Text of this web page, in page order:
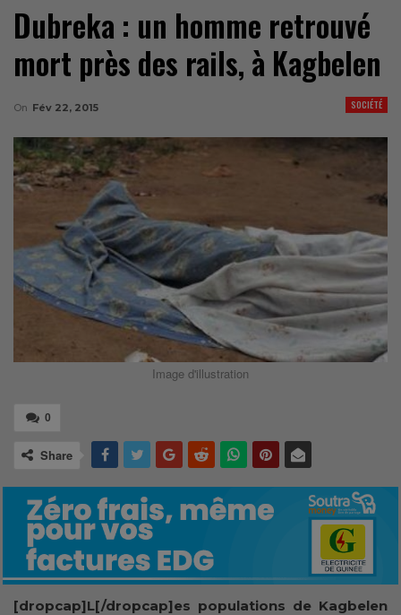
Dubreka : un homme retrouvé
mort près des rails, à Kagbelen
SOCIÉTÉ
On Fév 22, 2015
Image d'illustration
0
Share
[dropcap]L[/dropcap]es populations de Kagbelen